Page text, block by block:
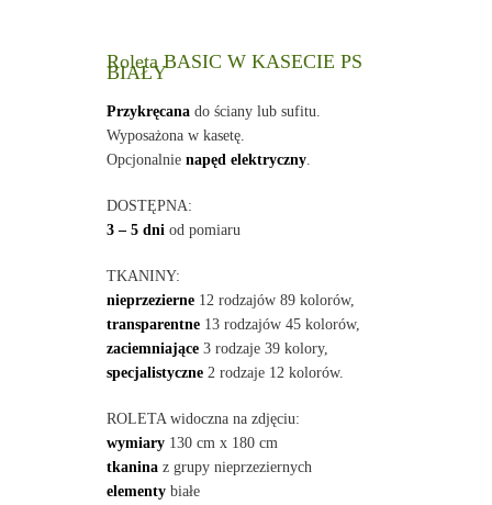
Roleta BASIC W KASECIE PS
BIAŁY
Przykręcanado ściany lub sufitu.
Wyposażona w kasetę.
Opcjonalnie napęd elektryczny.
DOSTĘPNA:
3 – 5 dni od pomiaru
TKANINY:
nieprzezierne12 rodzajów 89 kolorów,
transparentne13 rodzajów 45 kolorów,
zaciemniające3 rodzaje 39 kolory,
specjalistyczne2 rodzaje 12 kolorów.
ROLETA widoczna na zdjęciu:
wymiary130 cm x 180 cm
tkaninaz grupy nieprzeziernych
elementybiałe